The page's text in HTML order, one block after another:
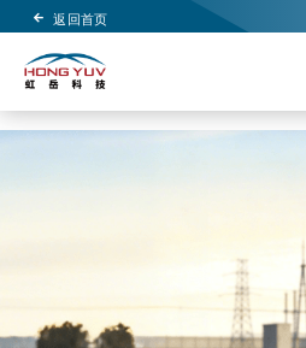
返回首页
Header Logo